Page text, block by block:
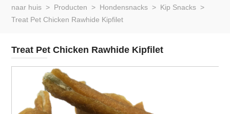
naar huis > Producten > Hondensnacks > Kip Snacks >
Treat Pet Chicken Rawhide Kipfilet
Treat Pet Chicken Rawhide Kipfilet